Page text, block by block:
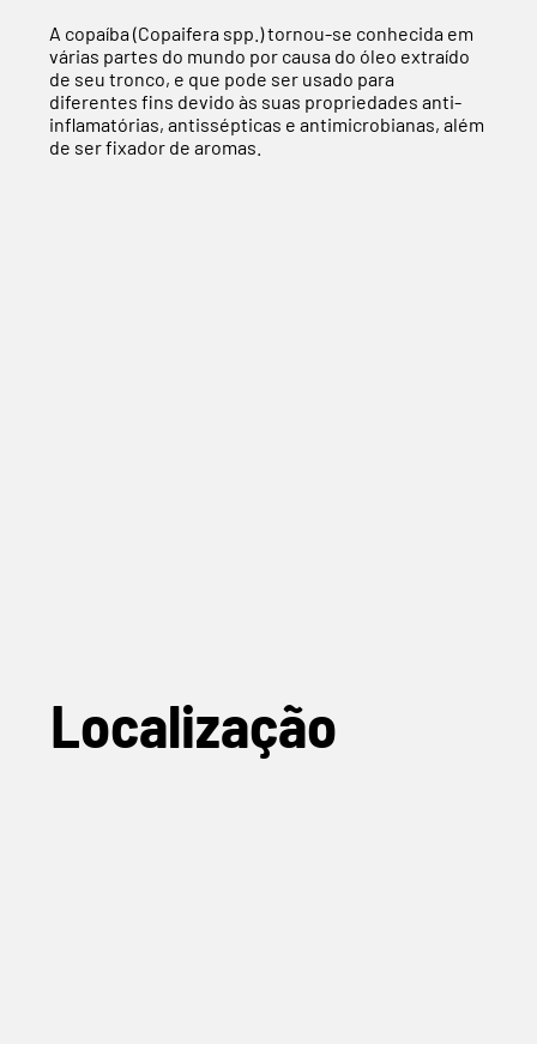
Localização
A copaíba (Copaifera spp.) tornou-se conhecida em
várias partes do mundo por causa do óleo extraído
de seu tronco, e que pode ser usado para
diferentes fins devido às suas propriedades anti-
inflamatórias, antissépticas e antimicrobianas, além
de ser fixador de aromas.